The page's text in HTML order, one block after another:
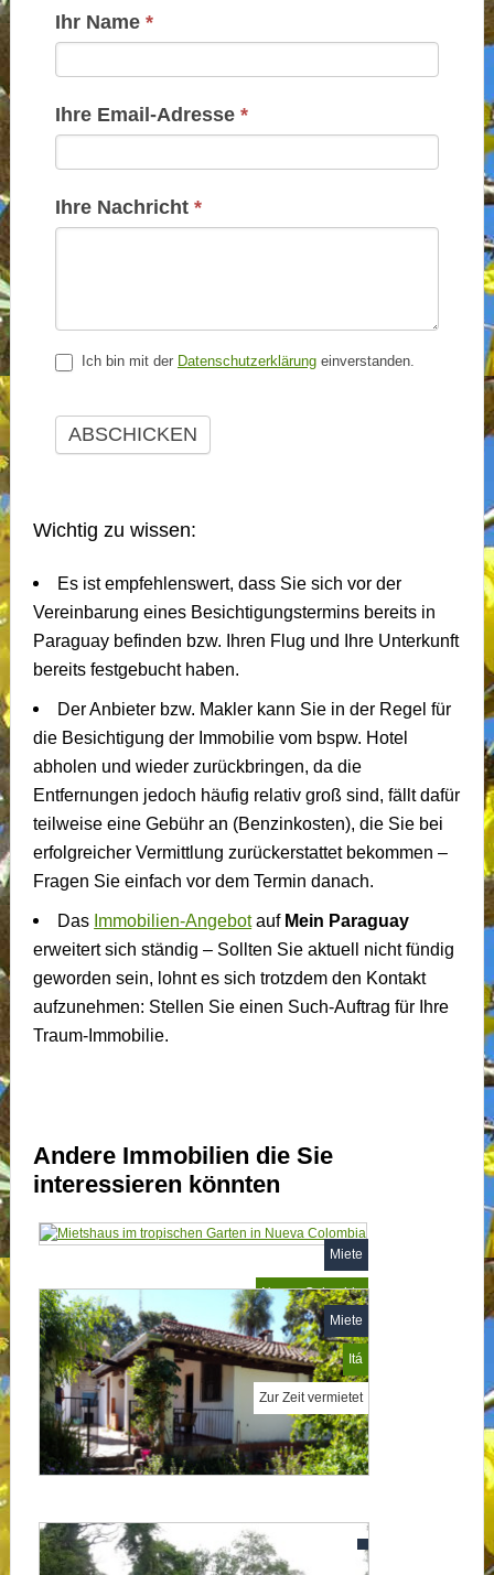
Kontakt
Ihr Name *
Ihre Email-Adresse *
Ihre Nachricht *
Ich bin mit der Datenschutzerklärungeinverstanden.
ABSCHICKEN
Wichtig zu wissen:
Es ist empfehlenswert, dass Sie sich vor der
Vereinbarung eines Besichtigungstermins bereits in
Paraguay befinden bzw. Ihren Flug und Ihre Unterkunft
bereits festgebucht haben.
Der Anbieter bzw. Makler kann Sie in der Regel für
die Besichtigung der Immobilie vom bspw. Hotel
abholen und wieder zurückbringen, da die
Entfernungen jedoch häufig relativ groß sind, fällt dafür
teilweise eine Gebühr an (Benzinkosten), die Sie bei
erfolgreicher Vermittlung zurückerstattet bekommen –
Fragen Sie einfach vor dem Termin danach.
Das Immobilien-Angebotauf Mein Paraguay
erweitert sich ständig – Sollten Sie aktuell nicht fündig
geworden sein, lohnt es sich trotzdem den Kontakt
aufzunehmen: Stellen Sie einen Such-Auftrag für Ihre
Traum-Immobilie.
Andere Immobilien die Sie
interessieren könnten
Miete
Nueva Colombia
MP363194
Miete
Itá
Zur Zeit vermietet